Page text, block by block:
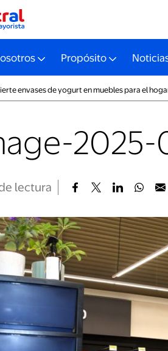
Propósito
envases de yogurt en muebles para el
2025-
lectura